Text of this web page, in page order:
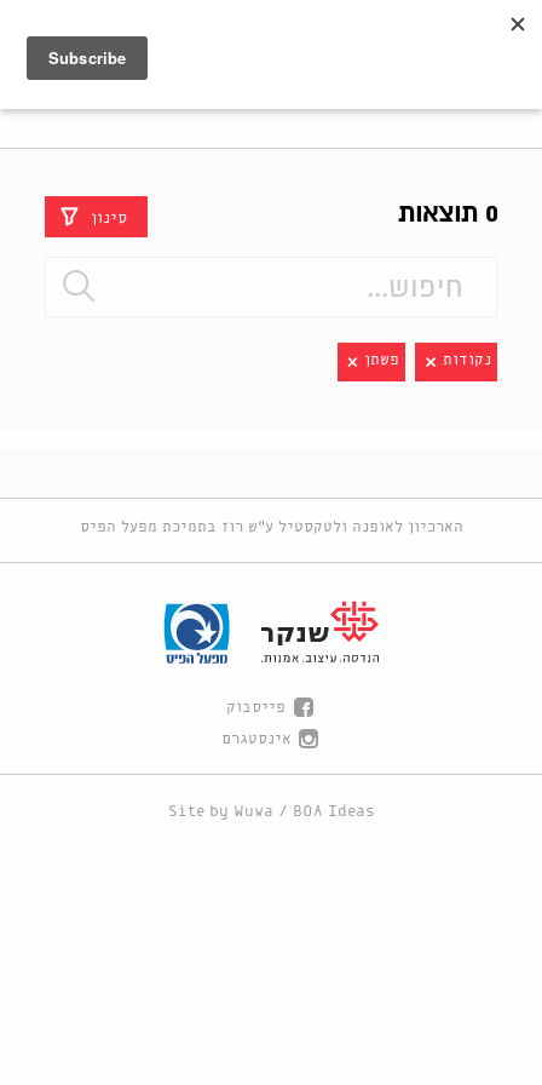
0 תוצאות סינון
נקודות פשתן
הארכיון לאופנה ולטקסטיל ע"ש רוז בתמיכת מפעל הפיס
פייסבוק
אינסטגרם
Site by Wuwa / BOA Ideas